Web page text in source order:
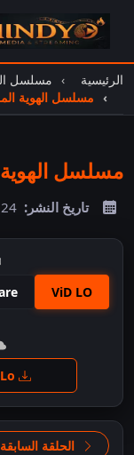
الرئيسية
مسلسل
مسلسل الهوية
مسلسل الهوية
تاريخ النشر: 24 مايو 2026
ViD LO
الحلقة السابقة